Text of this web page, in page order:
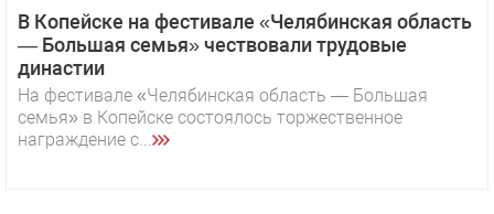
В Копейске на фестивале «Челябинская область
— Большая семья» чествовали трудовые
династии
На фестивале «Челябинская область — Большая
семья» в Копейске состоялось торжественное
награждение с...